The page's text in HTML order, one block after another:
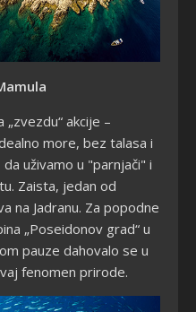
akcije –
more, bez talasa i
uživamo u "parnjači" i
Zaista, jedan od
na Jadranu. Za popodne
„Poseidonov grad“ u
pauze dahovalo se u
fenomen prirode.